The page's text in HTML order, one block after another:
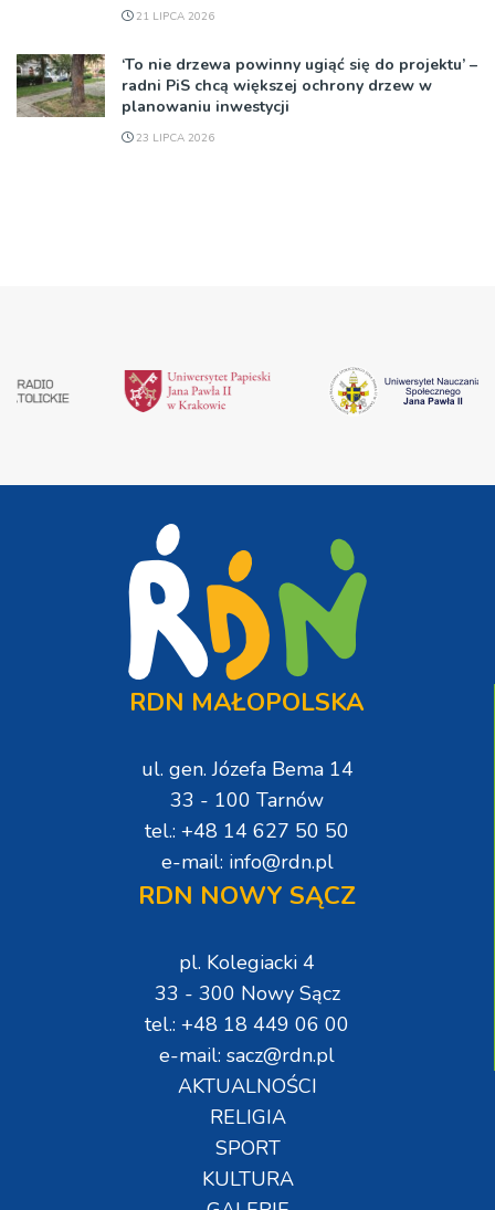
21 LIPCA 2026
‘To nie drzewa powinny ugiąć się do projektu’ –
radni PiS chcą większej ochrony drzew w
planowaniu inwestycji
23 LIPCA 2026
RDN MAŁOPOLSKA
ul. gen. Józefa Bema 14
33 - 100 Tarnów
tel.: +48 14 627 50 50
e-mail: info@rdn.pl
RDN NOWY SĄCZ
pl. Kolegiacki 4
33 - 300 Nowy Sącz
tel.: +48 18 449 06 00
e-mail: sacz@rdn.pl
AKTUALNOŚCI
RELIGIA
SPORT
KULTURA